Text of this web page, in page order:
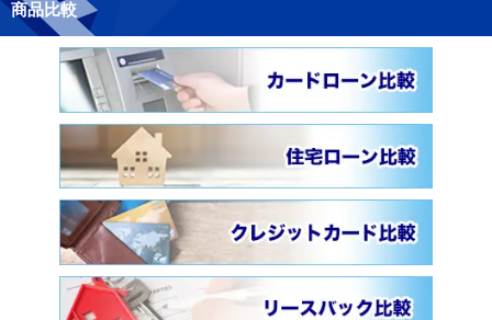
商品比較